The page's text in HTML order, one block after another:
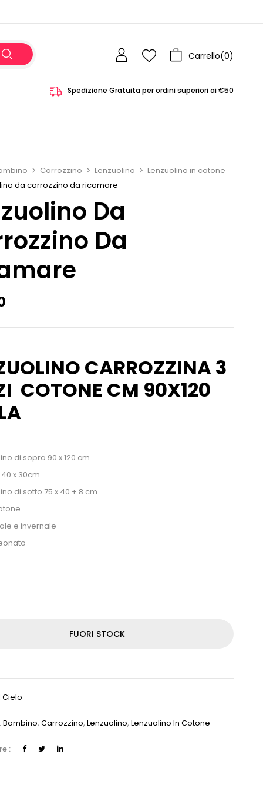
Carrello(0)
Spedizione Gratuita per ordini superiori ai €50
Carrozzino Lenzuolino
Lenzuolino in cotone
da carrozzino da ricamare
Da
Da
CARROZZINA 3
COTONE CM 90X120
di sopra 90 x 120 cm
x 30cm
di sotto 75 x 40 + 8 cm
e invernale
FUORI STOCK
Cielo
Bambino,Carrozzino,Lenzuolino,Lenzuolino In Cotone
: